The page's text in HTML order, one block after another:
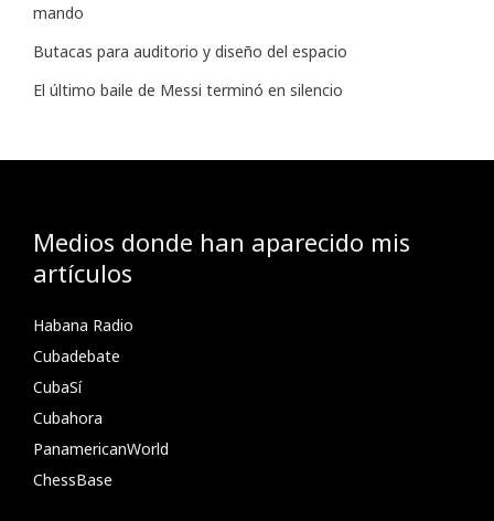
mando
Butacas para auditorio y diseño del espacio
El último baile de Messi terminó en silencio
Medios donde han aparecido mis
artículos
Habana Radio
Cubadebate
CubaSí
Cubahora
PanamericanWorld
ChessBase